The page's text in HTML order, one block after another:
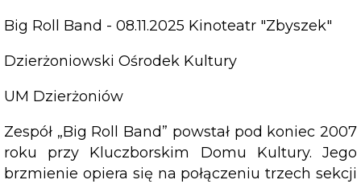
Big Roll Band - 08.11.2025 Kinoteatr "Zbyszek"
Dzierżoniowski Ośrodek Kultury
UM Dzierżoniów
Zespół „Big Roll Band” powstał pod koniec 2007
roku przy Kluczborskim Domu Kultury. Jego
brzmienie opiera się na połączeniu trzech sekcji